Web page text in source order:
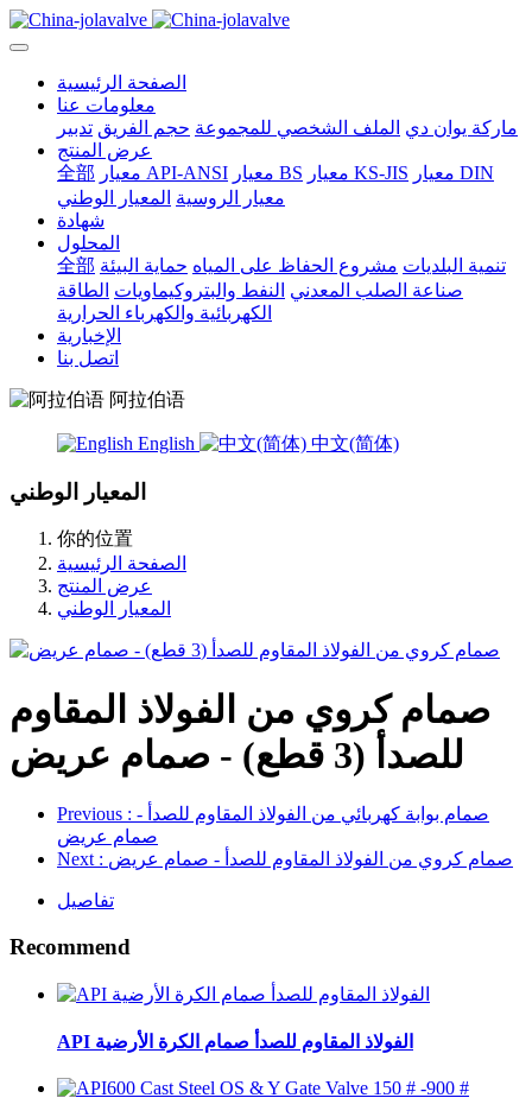
الصفحة الرئيسية
معلومات عنا
ماركة يوان دي الملف الشخصي للمجموعة حجم الفريق تدبير
عرض المنتج
全部
معيار API-ANSI معيار BS معيار KS-JIS
معيار DIN
معيار الروسية المعيار الوطني
شهادة
المحلول
全部
تنمية البلديات مشروع الحفاظ على المياه حماية البيئة
صناعة الصلب المعدني النفط والبتروكيماويات الطاقة
الكهربائية والكهرباء الحرارية
الإخبارية
اتصل بنا
阿拉伯语
English 中文(简体)
المعيار الوطني
你的位置
الصفحة الرئيسية
عرض المنتج
المعيار الوطني
صمام كروي من الفولاذ المقاوم
للصدأ (3 قطع) - صمام عريض
Previous : صمام بوابة كهربائي من الفولاذ المقاوم للصدأ -
صمام عريض
Next
: صمام كروي من الفولاذ المقاوم للصدأ - صمام عريض
تفاصيل
Recommend
API الفولاذ المقاوم للصدأ صمام الكرة الأرضية